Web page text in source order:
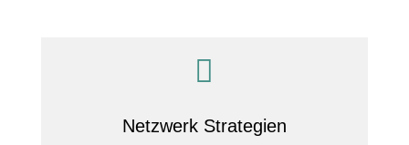

Netzwerk Strategien